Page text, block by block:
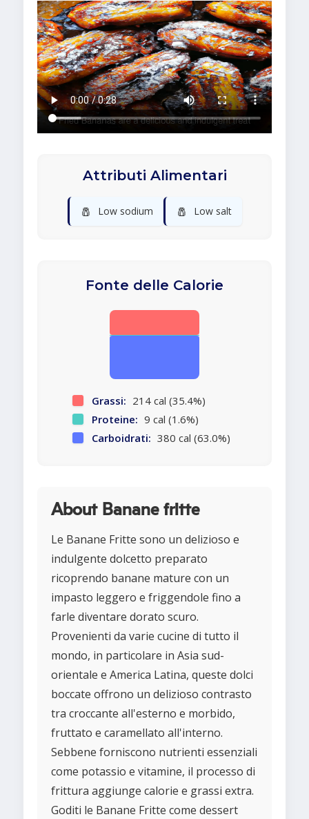
Attributi Alimentari
🧂 Low sodium 🧂 Low salt
Fonte delle Calorie
Grassi: 214 cal (35.4%)
Proteine: 9 cal (1.6%)
Carboidrati: 380 cal (63.0%)
About Banane fritte
Le Banane Fritte sono un delizioso e
indulgente dolcetto preparato
ricoprendo banane mature con un
impasto leggero e friggendole fino a
farle diventare dorato scuro.
Provenienti da varie cucine di tutto il
mondo, in particolare in Asia sud-
orientale e America Latina, queste dolci
boccate offrono un delizioso contrasto
tra croccante all'esterno e morbido,
fruttato e caramellato all'interno.
Sebbene forniscono nutrienti essenziali
come potassio e vitamine, il processo di
frittura aggiunge calorie e grassi extra.
Goditi le Banane Fritte come dessert